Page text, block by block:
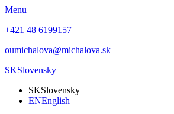
Menu
+421 48 6199157
oumichalova@michalova.sk
SKSlovensky
SKSlovensky
ENEnglish